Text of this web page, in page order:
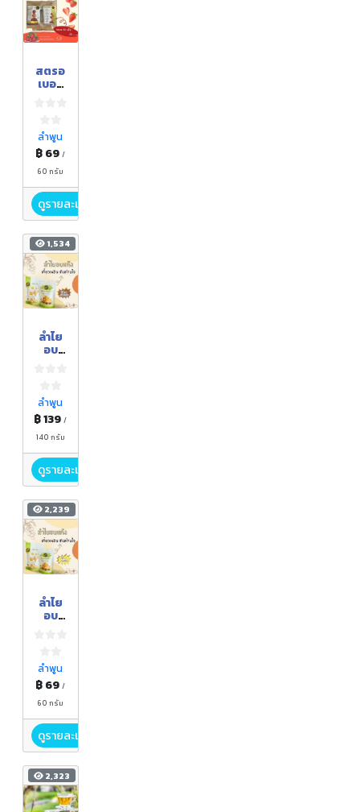
สตรอ
เบอรี่
ลำพูน
฿ 69/
60 กรัม
ดูรายละเอียด
1,534
ลำไย
อบ
ลำพูน
฿ 139/
140 กรัม
ดูรายละเอียด
2,239
ลำไย
อบ
ลำพูน
฿ 69/
60 กรัม
ดูรายละเอียด
2,323